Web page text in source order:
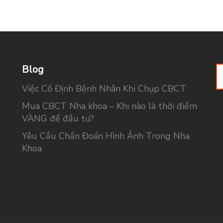
Blog
Việc Cố Định Bệnh Nhân Khi Chụp CBCT
Mua CBCT Nha khoa – Khi nào là thời điểm
VÀNG để đầu tư?
Yêu Cầu Chẩn Đoán Hình Ảnh Trong Nha
Khoa